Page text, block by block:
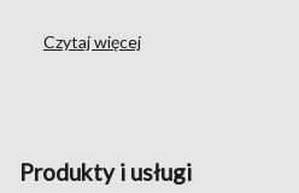
Czytaj więcej
Produkty i usługi